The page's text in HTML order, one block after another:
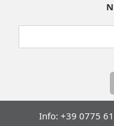
Info: +39 0775